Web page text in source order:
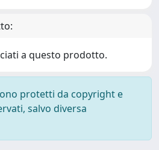
a questo prodotto.
protetti da copyright e
salvo diversa